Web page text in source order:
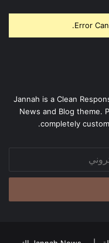
Error
Jannah is a Clean
News and Blog theme.
completely